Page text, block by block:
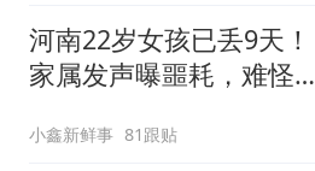
河南22岁女孩已丢9天！
家属发声曝噩耗，难怪搜
小鑫新鲜事 81跟贴